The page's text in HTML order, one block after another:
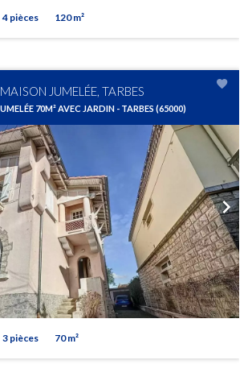
4 pièces 120 m²
MAISON JUMELÉE, TARBES
70M² AVEC JARDIN - TARBES (65000)
3 pièces 70 m²